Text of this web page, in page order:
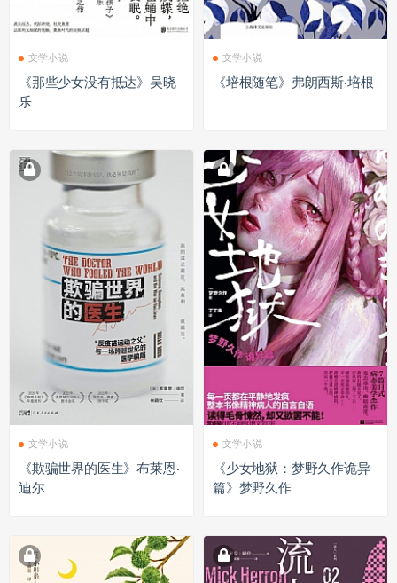
文学小说
《那些少女没有抵达》吴晓
乐
文学小说
《培根随笔》弗朗西斯·培根
文学小说
《欺骗世界的医生》布莱恩·
迪尔
文学小说
《少女地狱：梦野久作诡异
篇》梦野久作